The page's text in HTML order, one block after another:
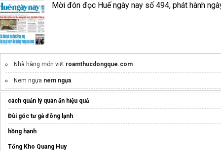
Mời đón đọc Huế ngày nay số 494, phát hành
Nhà hàng món việt roamthucdongque.com
Nem ngựa nem ngựa
Lò nướng bánh công nghiệp
menu hồng hạnh
halong bay cruises
đặt phòng khách sạn
cách quản lý quán ăn hiệu quả
Đùi góc tư gà đông lạnh
hồng hạnh
Tổng Kho Quang Huy